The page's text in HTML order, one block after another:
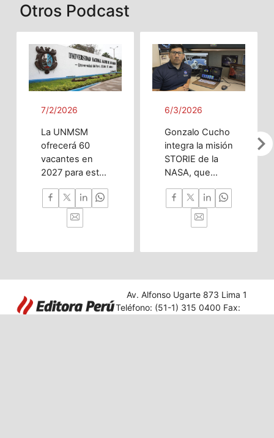
Otros Podcast
chevron_right
7/2/2026
La UNMSM
ofrecerá 60
vacantes en
2027 para esta
innovadora
carrera
enfocada en
investigación,
y desarrollo
impacto en
sectores.
6/3/2026
Gonzalo Cucho
integra la misión
STORIE de la
NASA, que
estudia la
radiación
espacial para
proteger
futuras
tripuladas.
Av. Alfonso Ugarte 873 Lima 1
Teléfono: (51-1) 315 0400 Fax: